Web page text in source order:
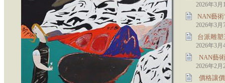
2026年3月
NAN藝
2026年3月
台派雕
2026年3月
NAN藝
2026年2月
價格讓